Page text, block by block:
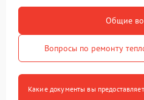
Общие
Вопросы по ремонту
Какие документы вы